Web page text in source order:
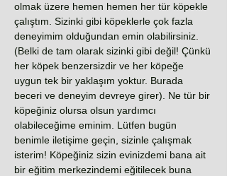
olmak üzere hemen hemen her tür köpekle
çalıştım. Sizinki gibi köpeklerle çok fazla
deneyimim olduğundan emin olabilirsiniz.
(Belki de tam olarak sizinki gibi değil! Çünkü
her köpek benzersizdir ve her köpeğe
uygun tek bir yaklaşım yoktur. Burada
beceri ve deneyim devreye girer). Ne tür bir
köpeğiniz olursa olsun yardımcı
olabileceğime eminim. Lütfen bugün
benimle iletişime geçin, sizinle çalışmak
isterim! Köpeğiniz sizin evinizdemi bana ait
bir eğitim merkezindemi eğitilecek buna